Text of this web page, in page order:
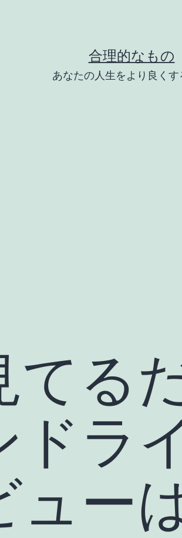
合理的なもの
あなたの人生をより良くす
てる
ドラ
ュー